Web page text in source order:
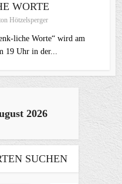
WORTE
Hötzelsperger
liche Worte“ wird am
19 Uhr in der...
2026
SUCHEN